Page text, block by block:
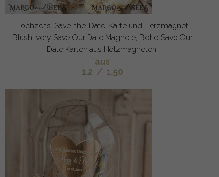
Hochzeits-Save-the-Date-Karte und Herzmagnet,
Blush Ivory Save Our Date Magnete, Boho Save Our
Date Karten aus Holzmagneten.
aus
1.2 / 1.50